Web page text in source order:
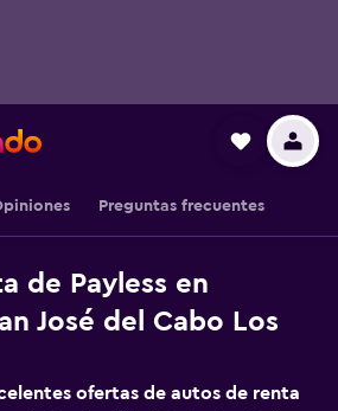
Preguntas frecuentes
de Payless en
José del Cabo Los
ofertas de autos de renta